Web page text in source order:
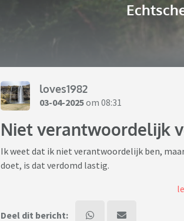
loves1982
03-04-2025om 08:31
Niet verantwoordelijk
Ik weet dat ik niet verantwoordelijk ben,
doet, is dat verdomd lastig.
6 jaar geleden gingen de vader van mijn
Deel dit bericht: